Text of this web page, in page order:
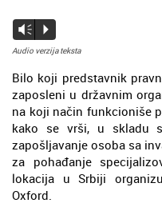
Vm
P
Audio verzija teksta
Bilo koji predstavnik
zaposleni u državnim
na koji način funkcioniše
kako se vrši, u skladu
zapošljavanje osoba sa
za pohađanje
lokacija u Srbiji
Oxford.